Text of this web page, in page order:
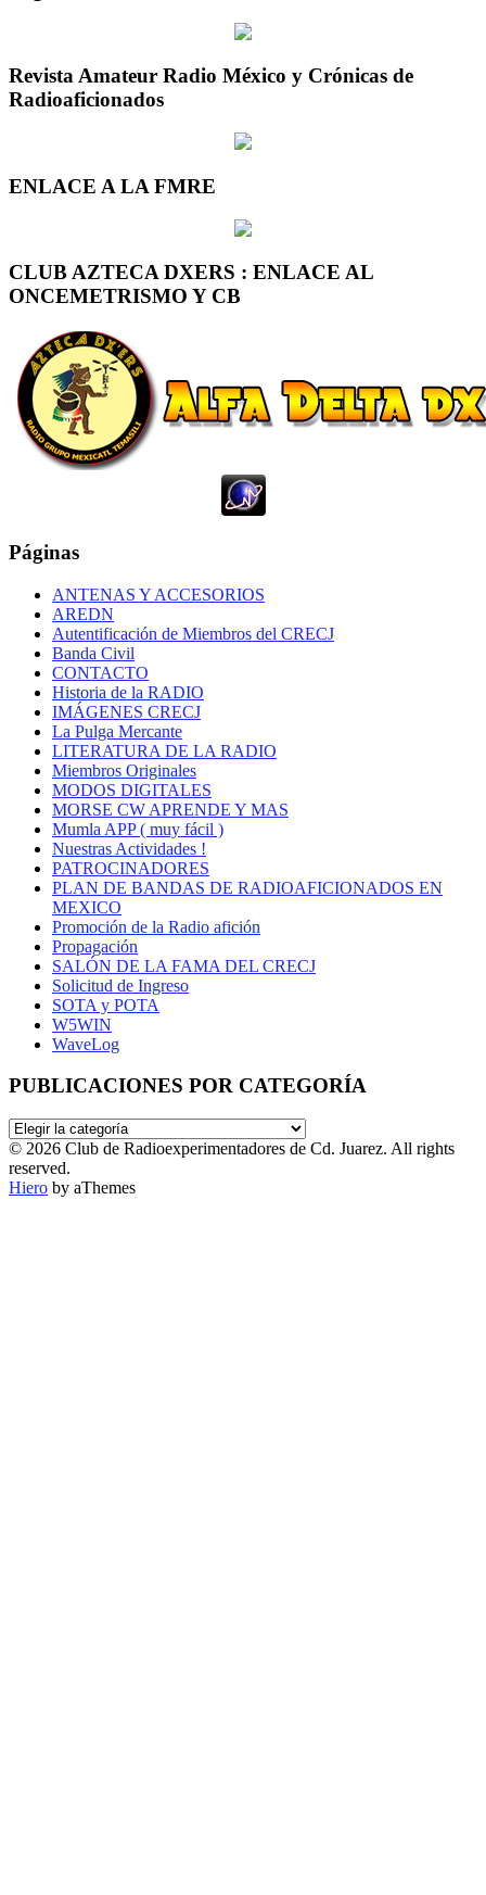
Revista Amateur Radio México y Crónicas de
Radioaficionados
ENLACE A LA FMRE
CLUB AZTECA DXERS : ENLACE AL
ONCEMETRISMO Y CB
Páginas
ANTENAS Y ACCESORIOS
AREDN
Autentificación de Miembros del CRECJ
Banda Civil
CONTACTO
Historia de la RADIO
IMÁGENES CRECJ
La Pulga Mercante
LITERATURA DE LA RADIO
Miembros Originales
MODOS DIGITALES
MORSE CW APRENDE Y MAS
Mumla APP ( muy fácil )
Nuestras Actividades !
PATROCINADORES
PLAN DE BANDAS DE RADIOAFICIONADOS EN
MEXICO
Promoción de la Radio afición
Propagación
SALÓN DE LA FAMA DEL CRECJ
Solicitud de Ingreso
SOTA y POTA
W5WIN
WaveLog
PUBLICACIONES POR CATEGORÍA
PUBLICACIONES
POR
CATEGORÍA
© 2026 Club de Radioexperimentadores de Cd. Juarez. All rights
reserved.
Hiero by aThemes